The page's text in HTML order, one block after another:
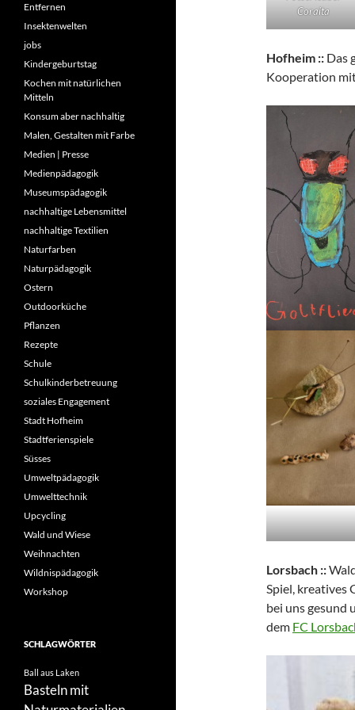
Coraita
Hofheim :: Das
Kooperation
Lorsbach ::
Spiel, kreatives
bei uns gesund
dem FC
Entfernen
Insektenwelten
jobs
Kindergeburtstag
Kochen mit natürlichen
Mitteln
Konsum aber nachhaltig
Malen, Gestalten mit Farbe
Medien | Presse
Medienpädagogik
Museumspädagogik
nachhaltige Lebensmittel
nachhaltige Textilien
Naturfarben
Naturpädagogik
Ostern
Outdoorküche
Pflanzen
Rezepte
Schule
Schulkinderbetreuung
soziales Engagement
Stadt Hofheim
Stadtferienspiele
Süsses
Umweltpädagogik
Umwelttechnik
Upcycling
Wald und Wiese
Weihnachten
Wildnispädagogik
Workshop
SCHLAGWÖRTER
Ball aus Laken
Basteln mit